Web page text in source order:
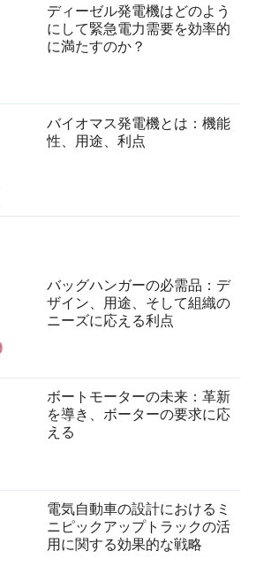
ディーゼル発電機はどのよう
にして緊急電力需要を効率的
に満たすのか？
バイオマス発電機とは：機能
性、用途、利点
バッグハンガーの必需品：デ
ザイン、用途、そして組織の
ニーズに応える利点
ボートモーターの未来：革新
を導き、ボーターの要求に応
える
電気自動車の設計におけるミ
ニピックアップトラックの活
用に関する効果的な戦略